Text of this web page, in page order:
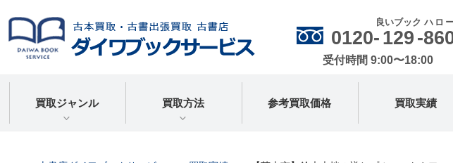
0120- 129
良いブック
-
ハロ
受付時間 9:00〜18:00
買取ジャンル 買取方法 参考買取価格 買取実績